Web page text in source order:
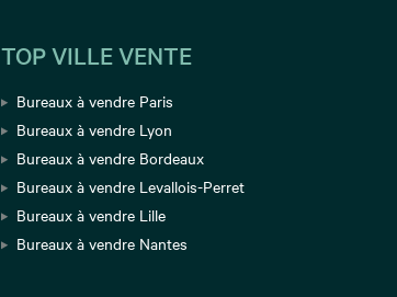
TOP VILLE VENTE
Bureaux à vendre Paris
Bureaux à vendre Lyon
Bureaux à vendre Bordeaux
Bureaux à vendre Levallois-Perret
Bureaux à vendre Lille
Bureaux à vendre Nantes